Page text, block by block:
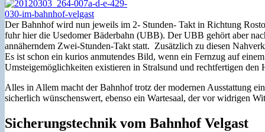
Der Bahnhof wird nun jeweils im 2- Stunden- Takt in Richtung
fuhr hier die Usedomer Bäderbahn (UBB). Der UBB gehört aber
annäherndem Zwei-Stunden-Takt statt. Zusätzlich zu diesen
Es ist schon ein kurios anmutendes Bild, wenn ein Fernzug auf
Umsteigemöglichkeiten existieren in Stralsund und rechtfertigen den
Alles in Allem macht der Bahnhof trotz der modernen Ausstattung
sicherlich wünschenswert, ebenso ein Wartesaal, der vor widrigen
Sicherungstechnik vom Bahnhof Velgast